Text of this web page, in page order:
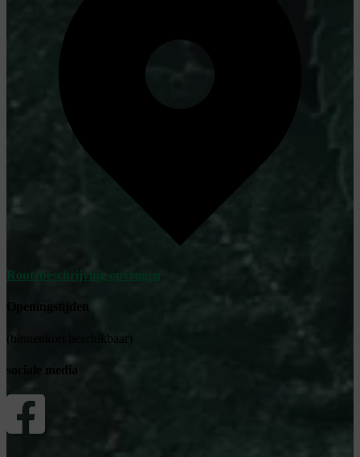
Routebeschrijving opvragen
Openingstijden
(binnenkort beschikbaar)
sociale media